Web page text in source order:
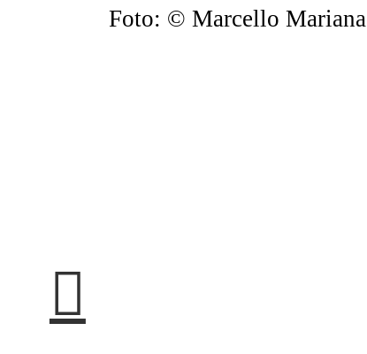
︎
Foto: © Marcello Mariana